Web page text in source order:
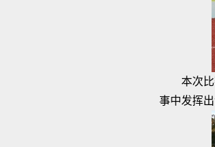
本次
事中发挥